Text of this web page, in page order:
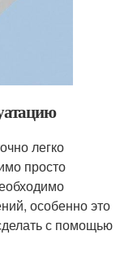
легко
просто
особенно это
с помощью